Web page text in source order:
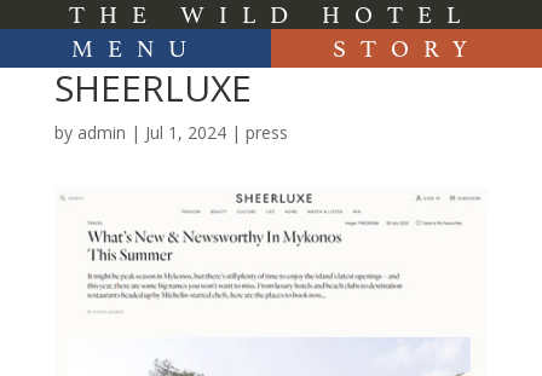
THE WILD HOTEL
MENU
STORY
SHEERLUXE
by admin | Jul 1, 2024| press